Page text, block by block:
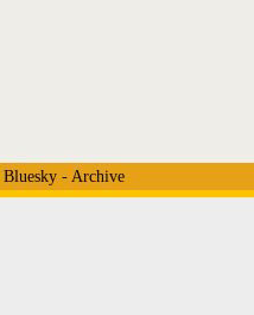
Bluesky- Archive